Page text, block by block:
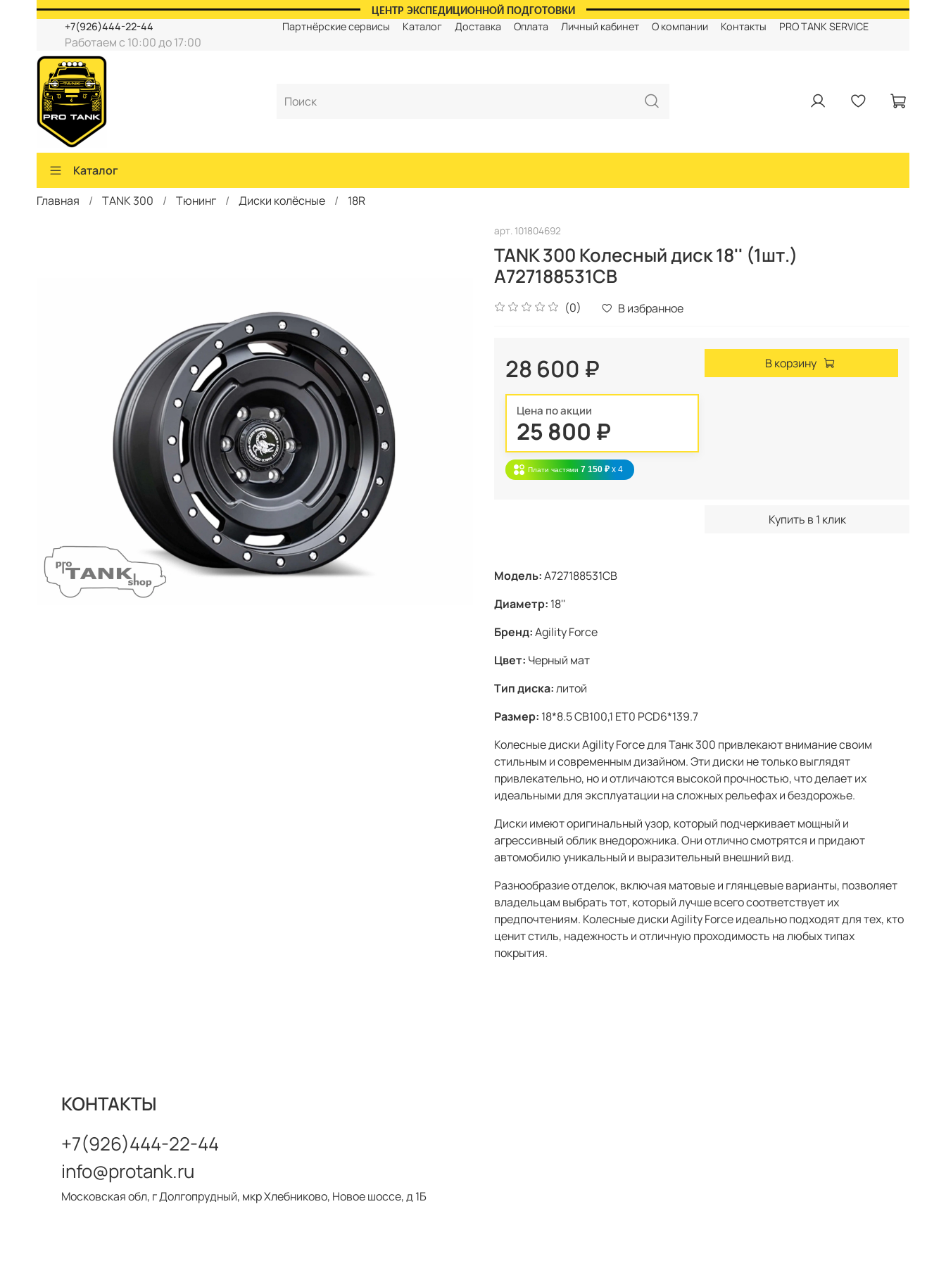
ЦЕНТР ЭКСПЕДИЦИОННОЙ ПОДГОТОВКИ
Партнёрские сервисы Каталог Доставка Оплата Личный кабинет О компании Контакты PRO TANK SERVICE
Работаем с 10:00 до 17:00
+7(926)444-22-44
Каталог
Главная
TANK 300 Тюнинг Диски колёсные 18R
арт. 101804692
TANK 300 Колесный диск 18'' (1шт.)
A727188531CB
(0) В избранное
28 600 ₽
Цена по акции
25 800 ₽
Плати частями 7 150 ₽ x 4
В корзину
Купить в 1 клик
Модель:A727188531CB
Диаметр: 18''
Бренд:Agility Force
Цвет: Черный мат
Тип диска:литой
Размер: 18*8.5 CB100,1 ET0 PCD6*139.7
Колесные диски Agility Force для Танк 300 привлекают внимание своим
стильным и современным дизайном. Эти диски не только выглядят
привлекательно, но и отличаются высокой прочностью, что делает их
идеальными для эксплуатации на сложных рельефах и бездорожье.
Диски имеют оригинальный узор, который подчеркивает мощный и
агрессивный облик внедорожника. Они отлично смотрятся и придают
автомобилю уникальный и выразительный внешний вид.
Разнообразие отделок, включая матовые и глянцевые варианты, позволяет
владельцам выбрать тот, который лучше всего соответствует их
предпочтениям. Колесные диски Agility Force идеально подходят для тех, кто
ценит стиль, надежность и отличную проходимость на любых типах
покрытия.
КОНТАКТЫ
+7(926)444-22-44
info@protank.ru
Московская обл, г Долгопрудный, мкр Хлебниково, Новое шоссе, д 1Б